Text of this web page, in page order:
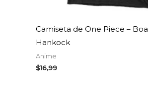
Camiseta de One Piece – Boa
Hankock
Anime
$16,99